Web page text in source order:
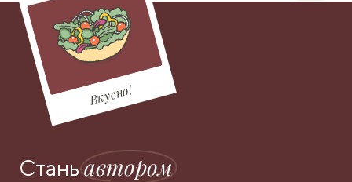
Вкусно!
Станьавтором